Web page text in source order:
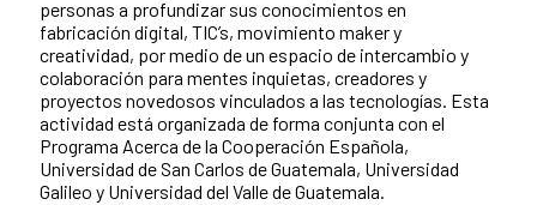
personas a profundizar sus conocimientos en
fabricación digital, TIC’s, movimiento maker y
creatividad, por medio de un espacio de intercambio y
colaboración para mentes inquietas, creadores y
proyectos novedosos vinculados a las tecnologías. Esta
actividad está organizada de forma conjunta con el
Programa Acerca de la Cooperación Española,
Universidad de San Carlos de Guatemala, Universidad
Galileo y Universidad del Valle de Guatemala.